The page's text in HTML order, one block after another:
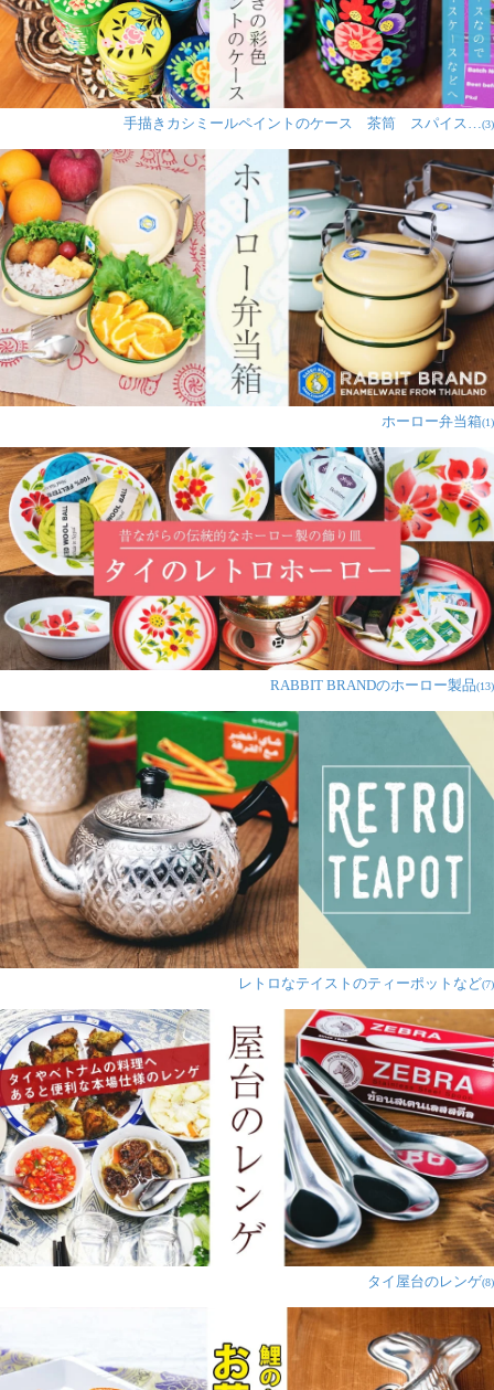
手描きカシミールペイントのケース 茶筒 スパイス… (3)
ホーロー弁当箱(1)
RABBIT BRANDのホーロー製品(13)
レトロなテイストのティーポットなど(7)
タイ屋台のレンゲ(8)